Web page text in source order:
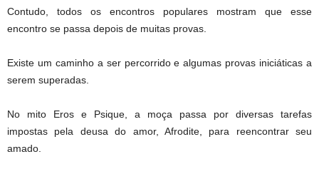
Contudo, todos os encontros populares mostram que esse
encontro se passa depois de muitas provas.
Existe um caminho a ser percorrido e algumas provas iniciáticas a
serem superadas.
No mito Eros e Psique, a moça passa por diversas tarefas
impostas pela deusa do amor, Afrodite, para reencontrar seu
amado.